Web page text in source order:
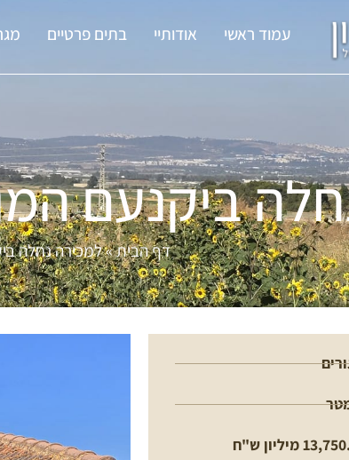
עמוד ראשי אודותיי בתים פרטיים
ביקנעם
דף הבית»למכירה נחלה